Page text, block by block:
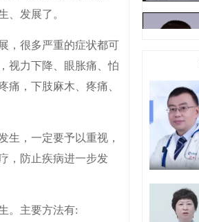
、发展了。
，很多严重的症状都可
视力下降、眼胀痛、怕
痛，下肢麻木、疼痛、
，一定要予以重视，
，防止疾病进一步发
。主要方法有: